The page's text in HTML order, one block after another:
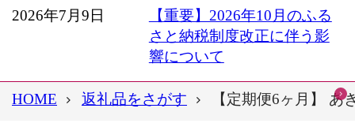
2026年7月9日
【重要】2026年10月のふる
さと納税制度改正に伴う影
響について
HOME 返礼品をさがす 【定期便6ヶ月】